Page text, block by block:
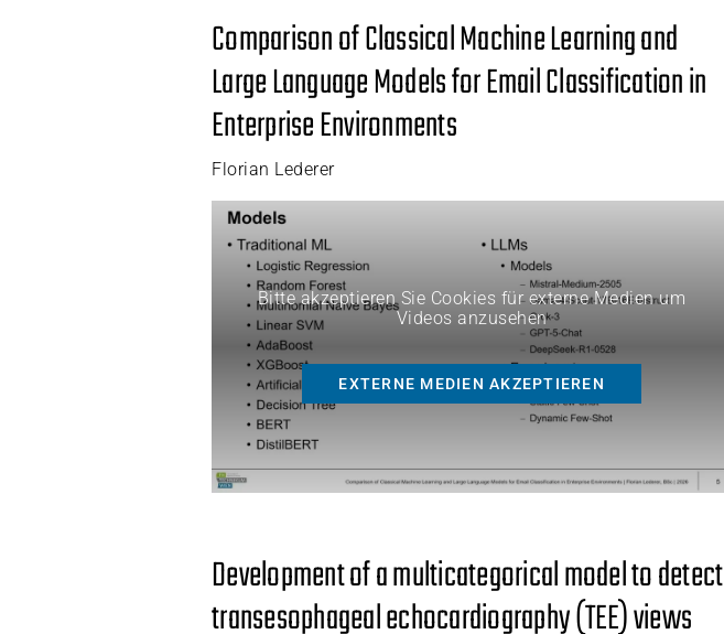
Comparison of Classical Machine Learning and
Large Language Models for Email Classification in
Enterprise Environments
Florian Lederer
Bitte akzeptieren Sie Cookies für externe Medien um
Videos anzusehen
EXTERNE MEDIEN AKZEPTIEREN
Development of a multicategorical model to detect
transesophageal echocardiography (TEE) views